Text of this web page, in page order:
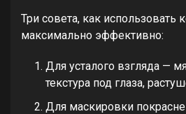
Три совета, как использовать
максимально эффективно:
Для усталого взгляда —
текстура под глаза,
Для маскировки